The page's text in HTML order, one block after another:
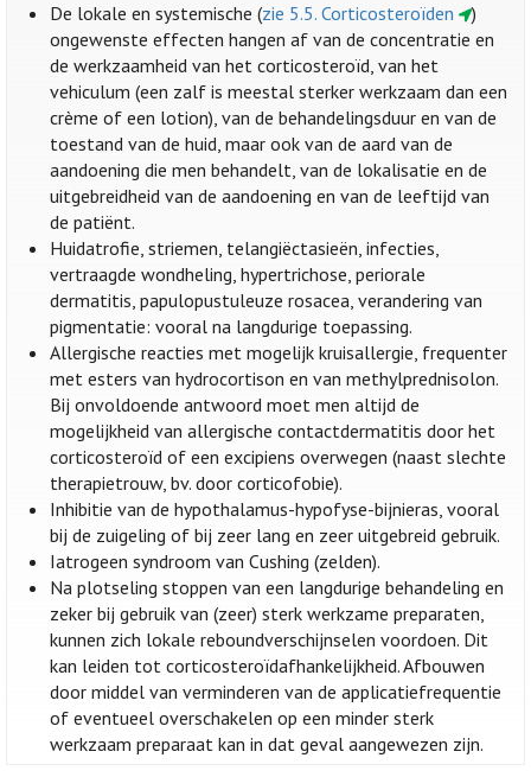
De lokale en systemische (zie 5.5. Corticosteroïden
)
ongewenste effecten hangen af van de concentratie en
de werkzaamheid van het corticosteroïd, van het
vehiculum (een zalf is meestal sterker werkzaam dan een
crème of een lotion), van de behandelingsduur en van de
toestand van de huid, maar ook van de aard van de
aandoening die men behandelt, van de lokalisatie en de
uitgebreidheid van de aandoening en van de leeftijd van
de patiënt.
Huidatrofie, striemen, telangiëctasieën, infecties,
vertraagde wondheling, hypertrichose, periorale
dermatitis, papulopustuleuze rosacea, verandering van
pigmentatie: vooral na langdurige toepassing.
Allergische reacties met mogelijk kruisallergie, frequenter
met esters van hydrocortison en van methylprednisolon.
Bij onvoldoende antwoord moet men altijd de
mogelijkheid van allergische contactdermatitis door het
corticosteroïd of een excipiens overwegen (naast slechte
therapietrouw, bv. door corticofobie).
Inhibitie van de hypothalamus-hypofyse-bijnieras, vooral
bij de zuigeling of bij zeer lang en zeer uitgebreid gebruik.
Iatrogeen syndroom van Cushing (zelden).
Na plotseling stoppen van een langdurige behandeling en
zeker bij gebruik van (zeer) sterk werkzame preparaten,
kunnen zich lokale reboundverschijnselen voordoen. Dit
kan leiden tot corticosteroïdafhankelijkheid. Afbouwen
door middel van verminderen van de applicatiefrequentie
of eventueel overschakelen op een minder sterk
werkzaam preparaat kan in dat geval aangewezen zijn.